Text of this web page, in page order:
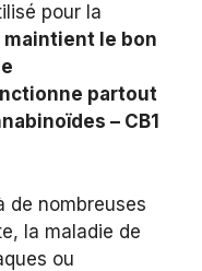
pour la
Il maintient le bon
partout
– CB1
de nombreuses
la maladie de
ou